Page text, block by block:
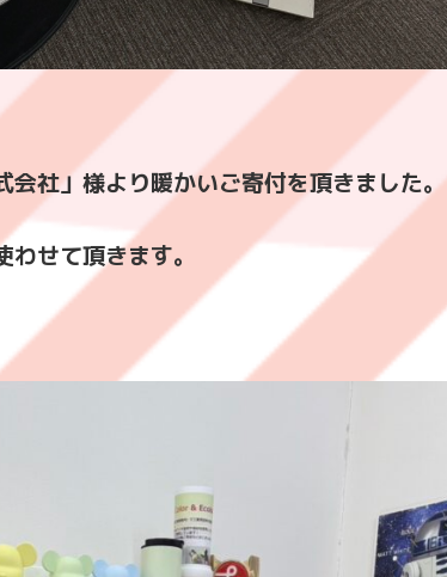
会社」様より暖かいご寄付を頂きました。
せて頂きます。